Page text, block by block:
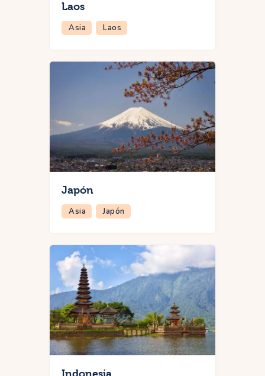
Laos
Asia Laos
Japón
Asia Japón